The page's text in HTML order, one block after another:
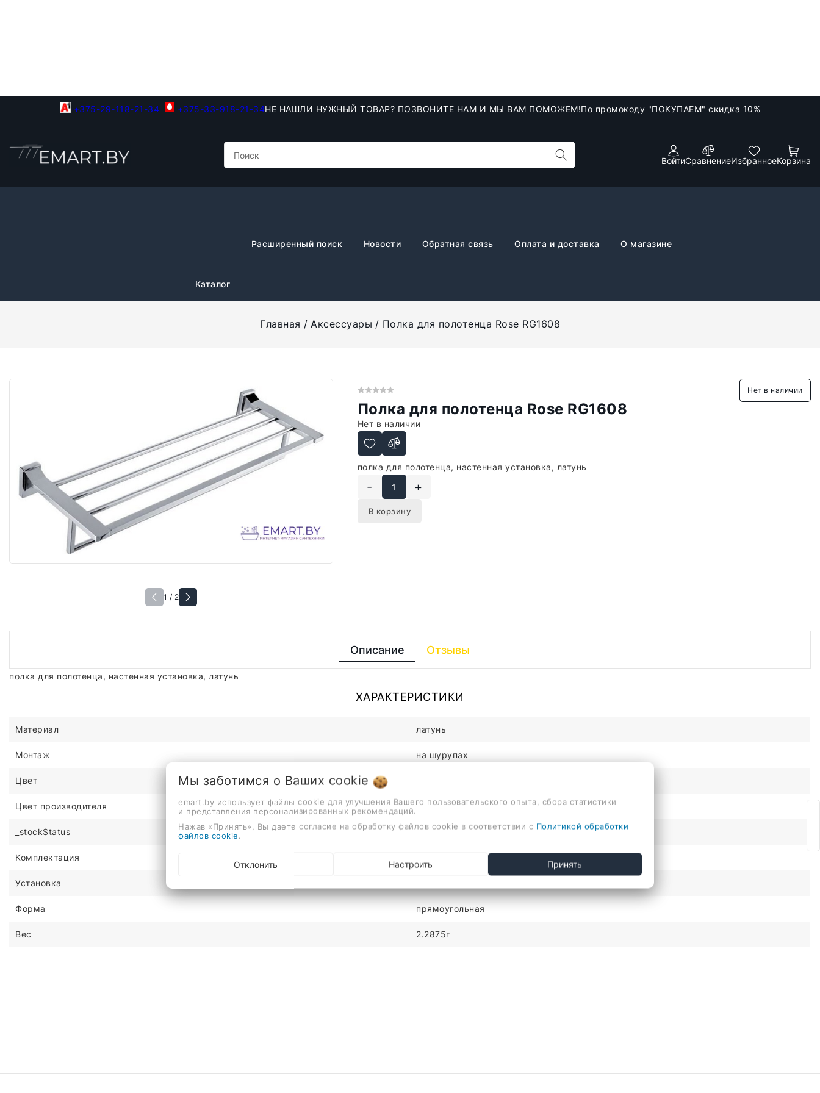
+375-29-118-21-34 +375-33-918-21-34НЕ НАШЛИ НУЖНЫЙ ТОВАР? ПОЗВОНИТЕ НАМ И МЫ ВАМ ПОМОЖЕМ!По промокоду "ПОКУПАЕМ" скидка 10%
ВойтиСравнениеИзбранноеКорзина
Каталог
Расширенный поиск Новости Обратная связь Оплата и доставка О магазине
Главная Аксессуары Полка для полотенца Rose RG1608
1 / 2
Нет в наличии
Полка для полотенца Rose RG1608
Нет в наличии
полка для полотенца, настенная установка, латунь
- +
В корзину
Описание Отзывы
полка для полотенца, настенная установка, латунь
ХАРАКТЕРИСТИКИ
Материал латунь
Монтаж на шурупах
Цвет
Цвет производителя хром
_stockStatus 1
Комплектация бумагодержатель, крепления, настенный держатель
Установка
Форма прямоугольная
Вес 2.2875г
Мы заботимся о Ваших cookie
emart.by использует файлы cookie для улучшения Вашего пользовательского опыта, сбора статистики
и представления персонализированных рекомендаций.
Нажав «Принять», Вы даете согласие на обработку файлов cookie в соответствии с Политикой обработки
файлов cookie.
Отклонить Настроить Принять